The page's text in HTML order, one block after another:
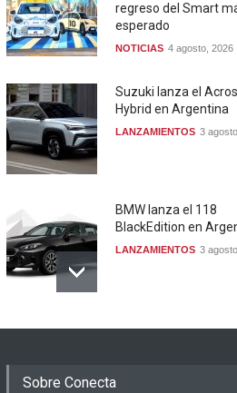
regreso del Smart
esperado
NOTICIAS 4 agosto, 2026
Suzuki lanza el
Hybrid en Argentina
LANZAMIENTOS 3
BMW lanza el 118
BlackEdition en
LANZAMIENTOS 3
Sobre Conecta